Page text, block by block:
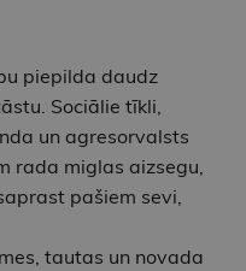
piepilda daudz
Sociālie tīkli,
un agresorvalsts
rada miglas aizsegu,
pašiem sevi,
tautas un novada